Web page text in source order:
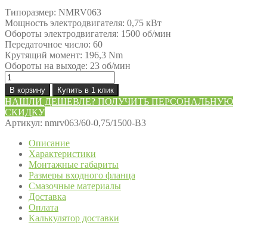
Типоразмер: NMRV063
Мощность электродвигателя: 0,75 кВт
Обороты электродвигателя: 1500 об/мин
Передаточное число: 60
Крутящий момент: 196,3 Nm
Обороты на выходе: 23 об/мин
Количество
товара
Мотор-
редуктор
NMRV063/60-
0,75/1500-
В корзину Купить в 1 клик
НАШЛИ ДЕШЕВЛЕ? ПОЛУЧИТЬ ПЕРСОНАЛЬНУЮ
СКИДКУ
Артикул: nmrv063/60-0,75/1500-B3
Описание
Характеристики
Монтажные габариты
Размеры входного фланца
Смазочные материалы
Доставка
Оплата
Калькулятор доставки